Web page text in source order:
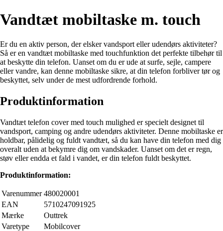
Vandtæt mobiltaske m. touch
Er du en aktiv person, der elsker vandsport eller udendørs aktiviteter?
Så er en vandtæt mobiltaske med touchfunktion det perfekte tilbehør til
at beskytte din telefon. Uanset om du er ude at surfe, sejle, campere
eller vandre, kan denne mobiltaske sikre, at din telefon forbliver tør og
beskyttet, selv under de mest udfordrende forhold.
Produktinformation
Vandtæt telefon cover med touch mulighed er specielt designet til
vandsport, camping og andre udendørs aktiviteter. Denne mobiltaske er
holdbar, pålidelig og fuldt vandtæt, så du kan have din telefon med dig
overalt uden at bekymre dig om vandskader. Uanset om det er regn,
støv eller endda et fald i vandet, er din telefon fuldt beskyttet.
Produktinformation:
Varenummer 480020001
EAN
5710247091925
Mærke
Outtrek
Varetype
Mobilcover